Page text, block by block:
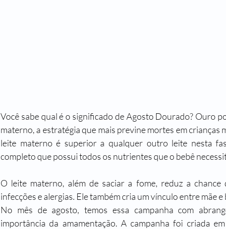
Você sabe qual é o significado de Agosto Dourado? Ouro
materno, a estratégia que mais previne mortes em crianças
leite materno é superior a qualquer outro leite nesta
completo que possui todos os nutrientes que o bebê
O leite materno, além de saciar a fome, reduz a chance
infecções e alergias. Ele também cria um vínculo entre mãe
No mês de agosto, temos essa campanha com
importância da amamentação. A campanha foi criada